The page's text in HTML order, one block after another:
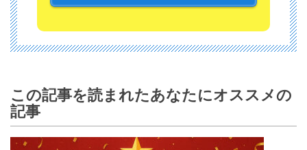
この記事を読まれたあなたにオススメの
記事